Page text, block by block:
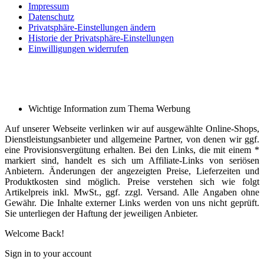
Impressum
Datenschutz
Privatsphäre-Einstellungen ändern
Historie der Privatsphäre-Einstellungen
Einwilligungen widerrufen
Wichtige Information zum Thema Werbung
Auf unserer Webseite verlinken wir auf ausgewählte Online-Shops,
Dienstleistungsanbieter und allgemeine Partner, von denen wir ggf.
eine Provisionsvergütung erhalten. Bei den Links, die mit einem *
markiert sind, handelt es sich um Affiliate-Links von seriösen
Anbietern. Änderungen der angezeigten Preise, Lieferzeiten und
Produktkosten sind möglich. Preise verstehen sich wie folgt
Artikelpreis inkl. MwSt., ggf. zzgl. Versand. Alle Angaben ohne
Gewähr. Die Inhalte externer Links werden von uns nicht geprüft.
Sie unterliegen der Haftung der jeweiligen Anbieter.
Welcome Back!
Sign in to your account